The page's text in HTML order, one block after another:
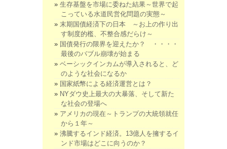
生存基盤を市場に委ねた結果～世界で起
こっている水道民営化問題の実態～
末期国債経済下の日本 ～お上の作り出
す制度的檻、不整合感だらけ～
国債発行の限界を迎えたか？ ・・・・
最後のバブル崩壊が始まる
ベーシックインカムが導入されると、ど
のような社会になるか
国家紙幣による経済運営とは？
NYダウ史上最大の大暴落、そして新た
な社会の登場へ
アメリカの現在～トランプの大統領就任
から１年～
沸騰するインド経済。13億人を擁するイ
ンド市場はどこに向うのか？